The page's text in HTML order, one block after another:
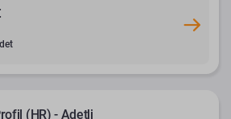
(HR) - Adetli